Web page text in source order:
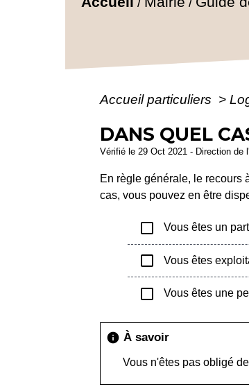
Accueil particuliers >
DANS QUEL
Vérifié le 29 Oct 2021 - Direction de
En règle générale, le recours
cas, vous pouvez en être
check_box_outline_blank Vous êtes un
check_box_outline_blank Vous êtes
check_box_outline_blank Vous êtes une
info À savoir
Vous n'êtes pas obligé